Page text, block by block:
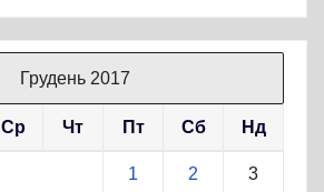
Грудень 2017
Ср Чт Пт Сб Нд
1 2 3